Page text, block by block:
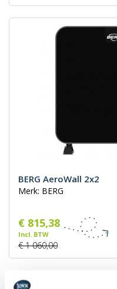
BERG AeroWall 2x2
Merk: BERG
€ 815,38
Incl. BTW
€ 1 060,00